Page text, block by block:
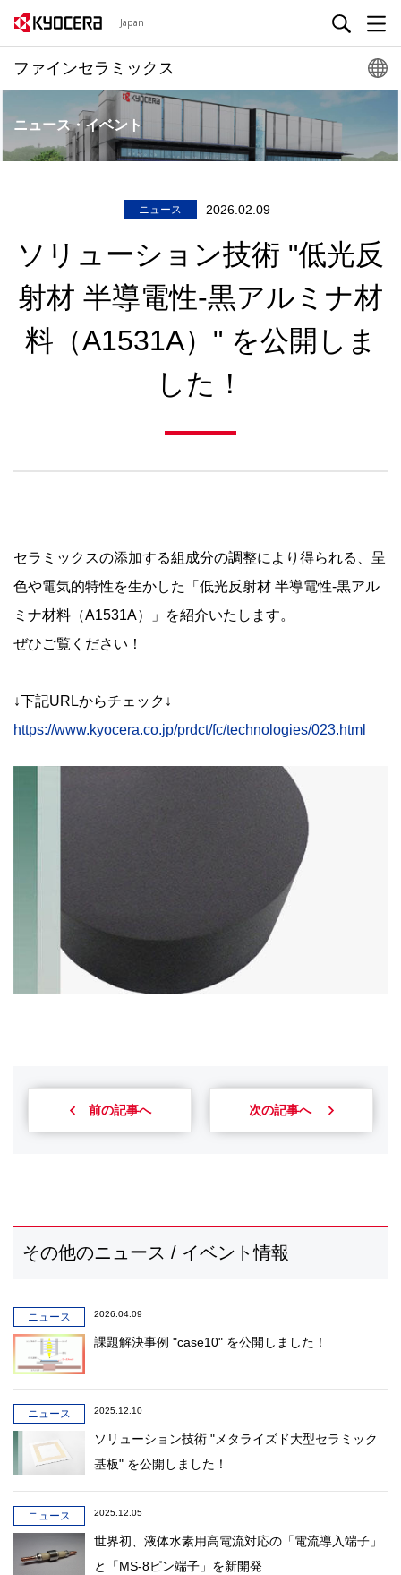
Japan
ファインセラミックス
ニュース・イベント
ニュース 2026.02.09
ソリューション技術 "低光反
射材 半導電性-黒アルミナ材
料（A1531A）" を公開しま
した！
セラミックスの添加する組成分の調整により得られる、呈
色や電気的特性を生かした「低光反射材 半導電性-黒アル
ミナ材料（A1531A）」を紹介いたします。
ぜひご覧ください！
↓下記URLからチェック↓
https://www.kyocera.co.jp/prdct/fc/technologies/023.html
前の記事へ 次の記事へ
その他のニュース / イベント情報
ニュース 2026.04.09
課題解決事例 "case10" を公開しました！
ニュース 2025.12.10
ソリューション技術 "メタライズド大型セラミック
基板" を公開しました！
ニュース 2025.12.05
世界初、液体水素用高電流対応の「電流導入端子」
と「MS-8ピン端子」を新開発